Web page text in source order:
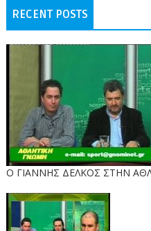
RECENT POSTS
Ο ΓΙΑΝΝΗΣ ΔΕΛΚΟΣ ΣΤΗΝ